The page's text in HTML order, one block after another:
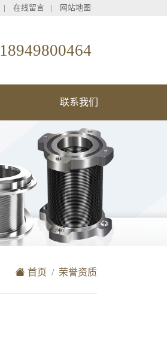
在线留言 网站地图
18949800464
联系我们
首页 荣誉资质